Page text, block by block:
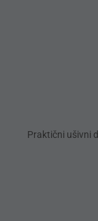
Praktični ušivni